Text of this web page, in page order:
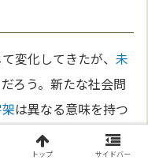
変化してきたが、未
ろう。新たな社会問
は異なる意味を持つ
ば、人工
やバー
中で、十字架 はデジ
トップ サイドバー